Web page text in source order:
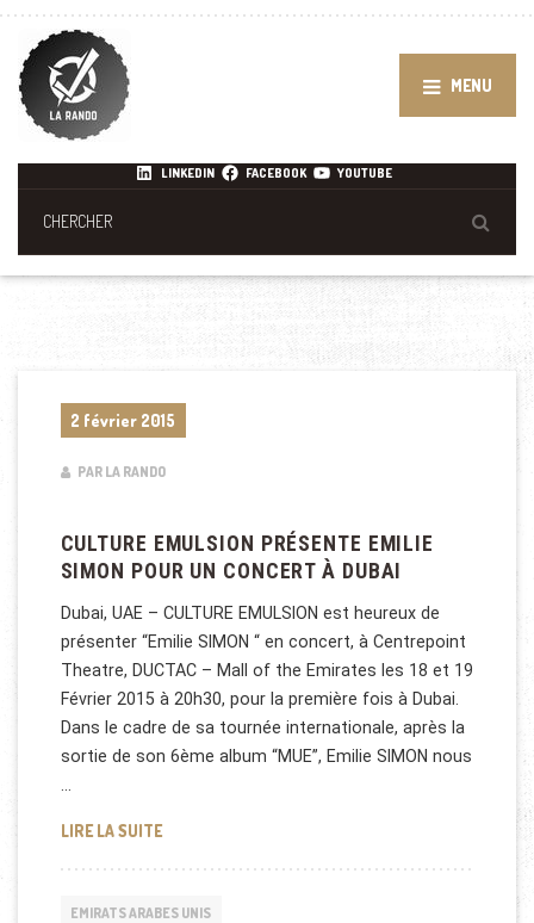
MENU
LINKEDIN FACEBOOK YOUTUBE
2 février 2015
PAR LA RANDO
CULTURE EMULSION PRÉSENTE EMILIE
SIMON POUR UN CONCERT À DUBAI
Dubai, UAE – CULTURE EMULSION est heureux de
présenter “Emilie SIMON “ en concert, à Centrepoint
Theatre, DUCTAC – Mall of the Emirates les 18 et 19
Février 2015 à 20h30, pour la première fois à Dubai.
Dans le cadre de sa tournée internationale, après la
sortie de son 6ème album “MUE”, Emilie SIMON nous
LIRE LA SUITECULTURE EMULSION PRÉSENTE EMILIE SIMON
EMIRATS ARABES UNIS